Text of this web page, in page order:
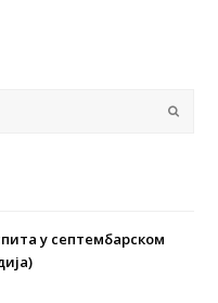
у септембарском